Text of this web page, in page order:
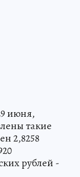
июня,
такие
2,8258
рублей -